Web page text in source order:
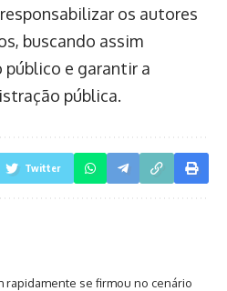
os autores
buscando assim
e garantir a
pública.
Twitter
rapidamente se firmou no cenário